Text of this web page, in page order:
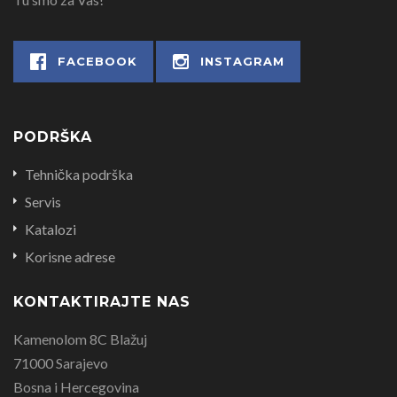
FACEBOOK INSTAGRAM
PODRŠKA
Tehnička podrška
Servis
Katalozi
Korisne adrese
KONTAKTIRAJTE NAS
Kamenolom 8C Blažuj
71000 Sarajevo
Bosna i Hercegovina